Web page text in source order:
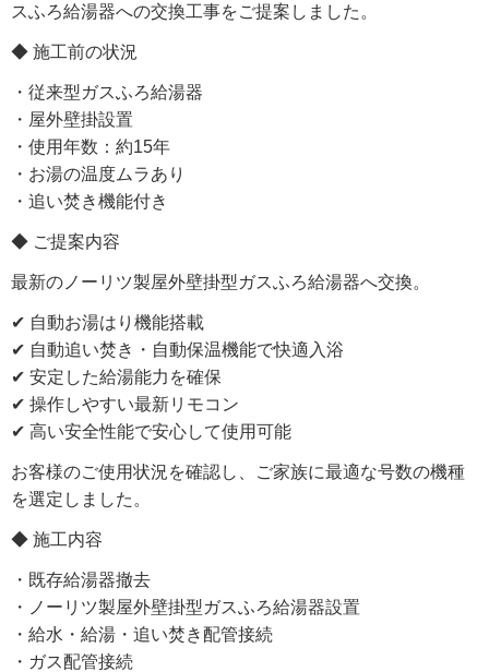
スふろ給湯器への交換工事をご提案しました。
◆ 施工前の状況
・従来型ガスふろ給湯器
・屋外壁掛設置
・使用年数：約15年
・お湯の温度ムラあり
・追い焚き機能付き
◆ ご提案内容
最新のノーリツ製屋外壁掛型ガスふろ給湯器へ交換。
✔ 自動お湯はり機能搭載
✔ 自動追い焚き・自動保温機能で快適入浴
✔ 安定した給湯能力を確保
✔ 操作しやすい最新リモコン
✔ 高い安全性能で安心して使用可能
お客様のご使用状況を確認し、ご家族に最適な号数の機種
を選定しました。
◆ 施工内容
・既存給湯器撤去
・ノーリツ製屋外壁掛型ガスふろ給湯器設置
・給水・給湯・追い焚き配管接続
・ガス配管接続